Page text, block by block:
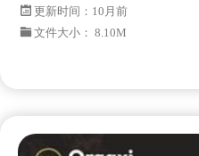
更新时间： 10月前
文件大小： 8.10M